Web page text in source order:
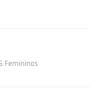
Femininos